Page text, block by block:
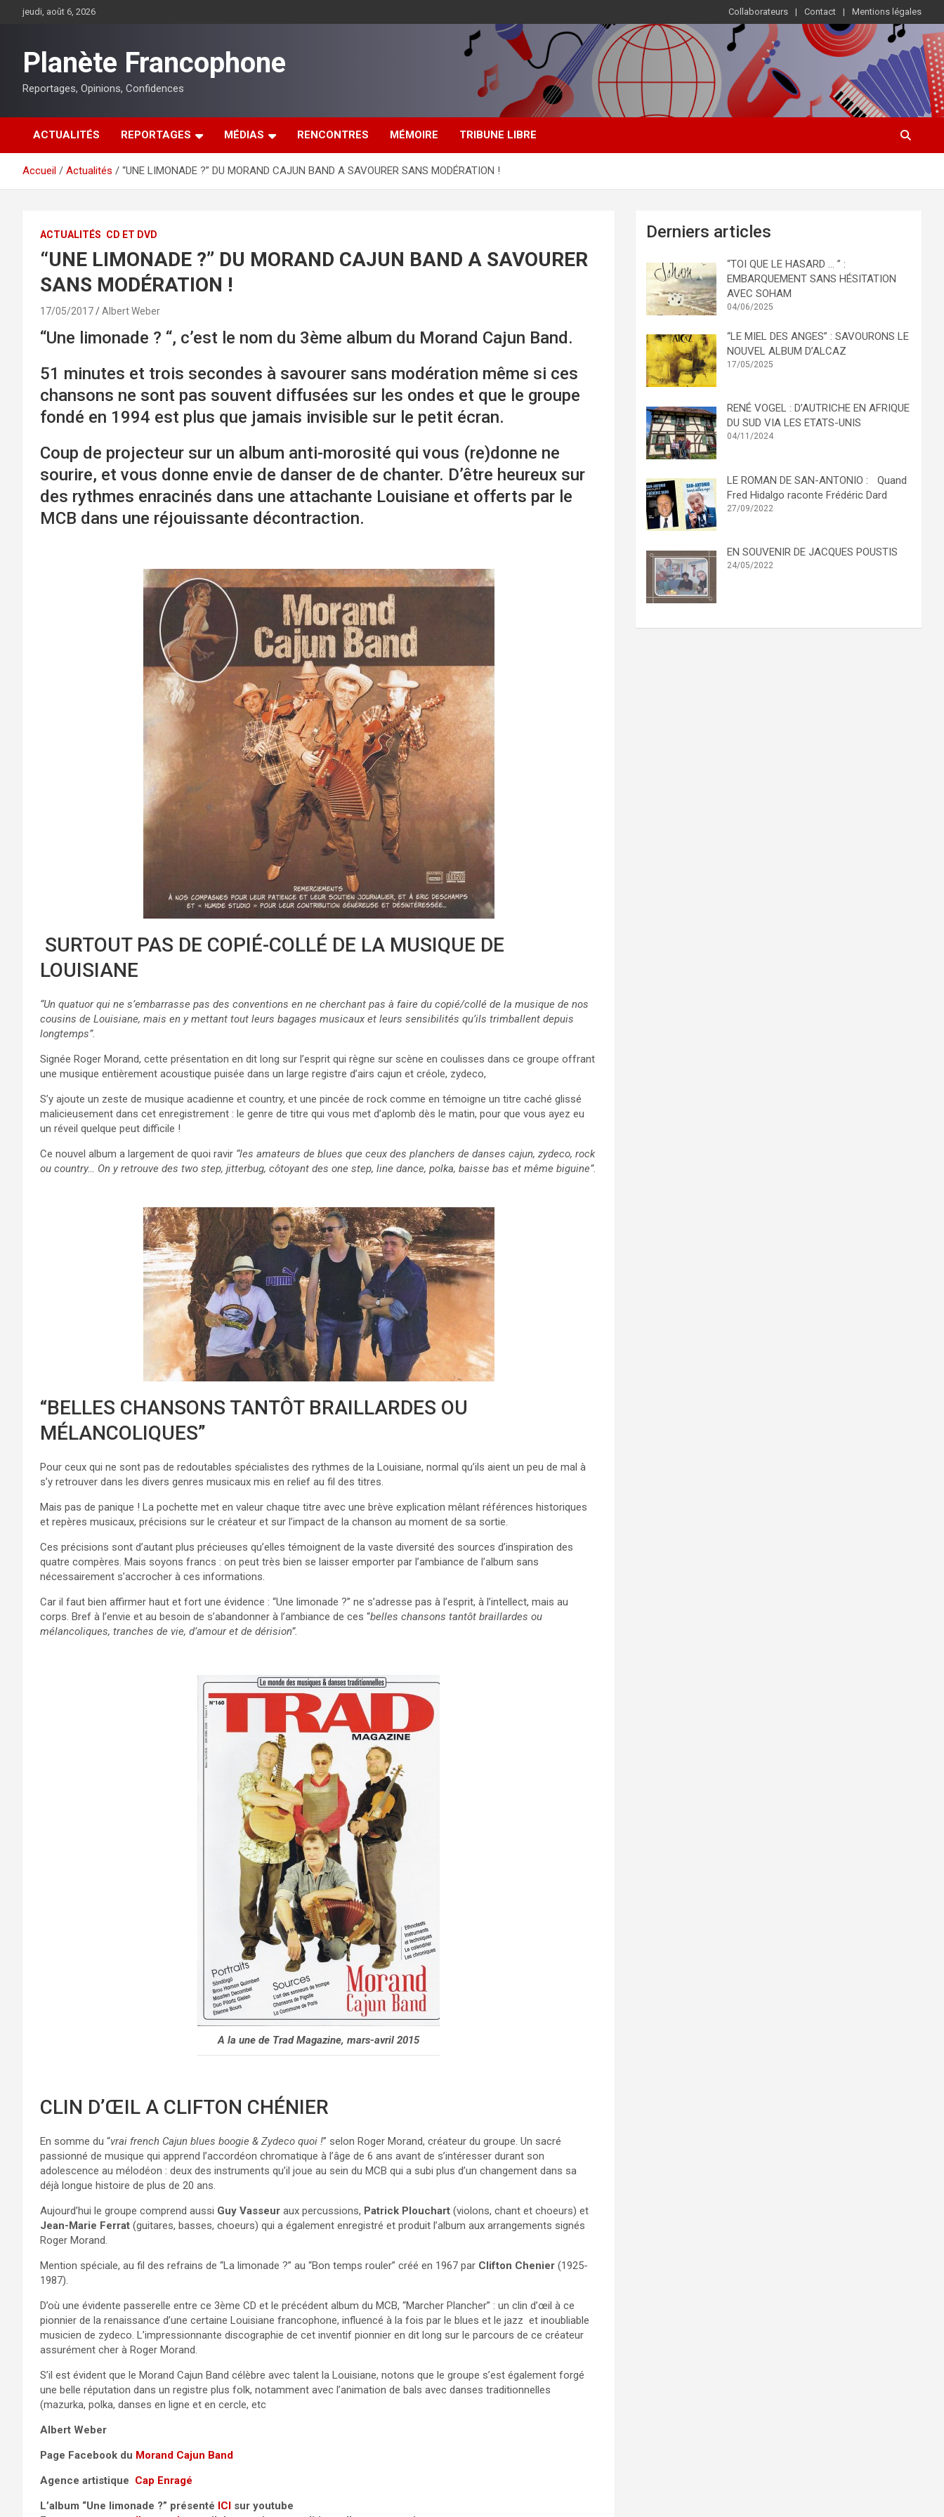
jeudi, août 6, 2026 Collaborateurs Contact Mentions légales
Planète Francophone
Reportages, Opinions, Confidences
ACTUALITÉS REPORTAGES MÉDIAS RENCONTRES MÉMOIRE TRIBUNE LIBRE
Accueil Actualités “UNE LIMONADE ?” DU MORAND CAJUN BAND A SAVOURER SANS MODÉRATION !
ACTUALITÉS CD ET DVD
“UNE LIMONADE ?” DU MORAND CAJUN BAND A SAVOURER
SANS MODÉRATION !
17/05/2017 Albert Weber
“Une limonade ? “, c’est le nom du 3ème album du Morand Cajun Band.
51 minutes et trois secondes à savourer sans modération même si ces
chansons ne sont pas souvent diffusées sur les ondes et que le groupe
fondé en 1994 est plus que jamais invisible sur le petit écran.
Coup de projecteur sur un album anti-morosité qui vous (re)donne ne
sourire, et vous donne envie de danser de de chanter. D’être heureux sur
des rythmes enracinés dans une attachante Louisiane et offerts par le
MCB dans une réjouissante décontraction.
SURTOUT PAS DE COPIÉ-COLLÉ DE LA MUSIQUE DE
LOUISIANE
“Un quatuor qui ne s’embarrasse pas des conventions en ne cherchant pas à faire du copié/collé de la musique de nos
cousins de Louisiane, mais en y mettant tout leurs bagages musicaux et leurs sensibilités qu’ils trimballent depuis
longtemps”.
Signée Roger Morand, cette présentation en dit long sur l’esprit qui règne sur scène en coulisses dans ce groupe offrant
une musique entièrement acoustique puisée dans un large registre d’airs cajun et créole, zydeco,
S’y ajoute un zeste de musique acadienne et country, et une pincée de rock comme en témoigne un titre caché glissé
malicieusement dans cet enregistrement : le genre de titre qui vous met d’aplomb dès le matin, pour que vous ayez eu
un réveil quelque peut difficile !
Ce nouvel album a largement de quoi ravir “les amateurs de blues que ceux des planchers de danses cajun, zydeco, rock
ou country… On y retrouve des two step, jitterbug, côtoyant des one step, line dance, polka, baisse bas et même biguine”.
“BELLES CHANSONS TANTÔT BRAILLARDES OU
MÉLANCOLIQUES”
Pour ceux qui ne sont pas de redoutables spécialistes des rythmes de la Louisiane, normal qu’ils aient un peu de mal à
s’y retrouver dans les divers genres musicaux mis en relief au fil des titres.
Mais pas de panique ! La pochette met en valeur chaque titre avec une brève explication mêlant références historiques
et repères musicaux, précisions sur le créateur et sur l’impact de la chanson au moment de sa sortie.
Ces précisions sont d’autant plus précieuses qu’elles témoignent de la vaste diversité des sources d’inspiration des
quatre compères. Mais soyons francs : on peut très bien se laisser emporter par l’ambiance de l’album sans
nécessairement s’accrocher à ces informations.
Car il faut bien affirmer haut et fort une évidence : “Une limonade ?” ne s’adresse pas à l’esprit, à l’intellect, mais au
corps. Bref à l’envie et au besoin de s’abandonner à l’ambiance de ces “belles chansons tantôt braillardes ou
mélancoliques, tranches de vie, d’amour et de dérision”.
A la une de Trad Magazine, mars-avril 2015
CLIN D’ŒIL A CLIFTON CHÉNIER
En somme du “vrai french Cajun blues boogie & Zydeco quoi !” selon Roger Morand, créateur du groupe. Un sacré
passionné de musique qui apprend l’accordéon chromatique à l’âge de 6 ans avant de s’intéresser durant son
adolescence au mélodéon : deux des instruments qu’il joue au sein du MCB qui a subi plus d’un changement dans sa
déjà longue histoire de plus de 20 ans.
Aujourd’hui le groupe comprend aussi Guy Vasseur aux percussions, Patrick Plouchart (violons, chant et choeurs) et
Jean-Marie Ferrat (guitares, basses, choeurs) qui a également enregistré et produit l’album aux arrangements signés
Roger Morand.
Mention spéciale, au fil des refrains de “La limonade ?” au “Bon temps rouler” créé en 1967 par Clifton Chenier (1925-
1987).
D’où une évidente passerelle entre ce 3ème CD et le précédent album du MCB, “Marcher Plancher” : un clin d’œil à ce
pionnier de la renaissance d’une certaine Louisiane francophone, influencé à la fois par le blues et le jazz et inoubliable
musicien de zydeco. L’impressionnante discographie de cet inventif pionnier en dit long sur le parcours de ce créateur
assurément cher à Roger Morand.
S’il est évident que le Morand Cajun Band célèbre avec talent la Louisiane, notons que le groupe s’est également forgé
une belle réputation dans un registre plus folk, notamment avec l’animation de bals avec danses traditionnelles
(mazurka, polka, danses en ligne et en cercle, etc
Albert Weber
Page Facebook du Morand Cajun Band
Agence artistique Cap Enragé
L’album “Une limonade ?” présenté ICI sur youtube
Derniers articles
“TOI QUE LE HASARD … ” :
EMBARQUEMENT SANS HÉSITATION
AVEC SOHAM
04/06/2025
“LE MIEL DES ANGES” : SAVOURONS LE
NOUVEL ALBUM D’ALCAZ
17/05/2025
RENÉ VOGEL : D’AUTRICHE EN AFRIQUE
DU SUD VIA LES ETATS-UNIS
04/11/2024
LE ROMAN DE SAN-ANTONIO : Quand
Fred Hidalgo raconte Frédéric Dard
27/09/2022
EN SOUVENIR DE JACQUES POUSTIS
24/05/2022